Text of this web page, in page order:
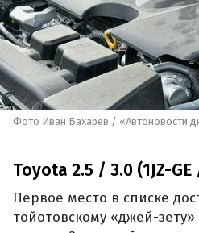
Фото Иван Бахарев / «Автоновости
Toyota 2.5 / 3.0 (1JZ-GE
Первое место в списке
тойотовскому «джей-